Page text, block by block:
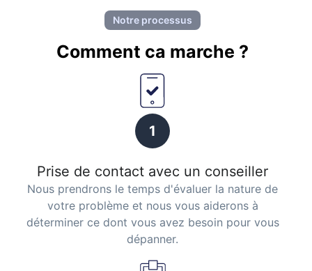
Notre processus
Comment ca marche ?
1
Prise de contact avec un conseiller
Nous prendrons le temps d'évaluer la nature de
votre problème et nous vous aiderons à
déterminer ce dont vous avez besoin pour vous
dépanner.